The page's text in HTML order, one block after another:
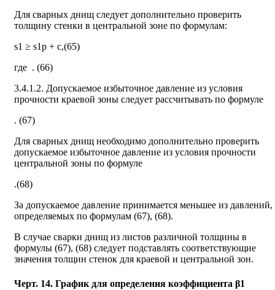
Для сварных днищ следует дополнительно проверить
толщину стенки в центральной зоне по формулам:
s1 ≥ s1p + c,(65)
где . (66)
3.4.1.2. Допускаемое избыточное давление из условия
прочности краевой зоны следует рассчитывать по формуле
. (67)
Для сварных днищ необходимо дополнительно проверить
допускаемое избыточное давление из условия прочности
центральной зоны по формуле
.(68)
За допускаемое давление принимается меньшее из давлений,
определяемых по формулам (67), (68).
В случае сварки днищ из листов различной толщины в
формулы (67), (68) следует подставлять соответствующие
значения толщин стенок для краевой и центральной зон.
Черт. 14. График для определения коэффициента β1